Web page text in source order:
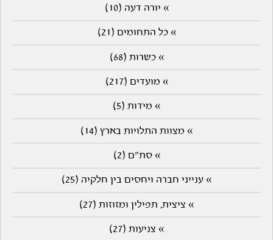
» יורה דעה (10)
» כל התחומים (21)
» כשרות (68)
» מועדים (217)
» מידות (5)
» מצוות התלויות בארץ (14)
» סת"ם (2)
» ענייני חברה ויחסים בין חלקיה (25)
» ציצית, תפילין ומזוזות (27)
» צניעות (27)